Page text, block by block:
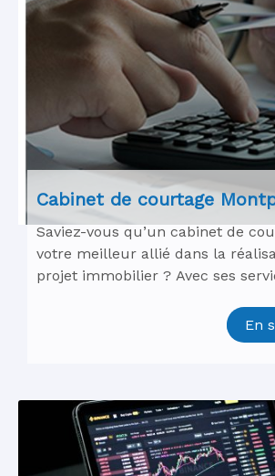
Cabinet de courtage
Saviez-vous qu’un cabinet de
votre meilleur allié dans la
projet immobilier ? Avec ses
En